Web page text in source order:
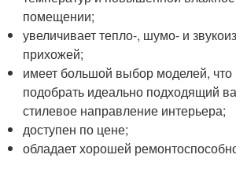
помещении;
увеличивает тепло-, шумо- и
прихожей;
имеет большой выбор моделей, что
подобрать идеально подходящий
стилевое направление интерьера;
доступен по цене;
обладает хорошей